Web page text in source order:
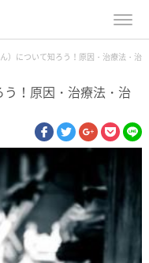
）について知ろう！原因・治療法・治
！原因・治療法・治
facebook
twittergoogle